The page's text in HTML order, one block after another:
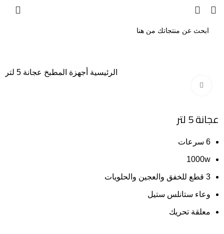
الرئيسية أجهزة المطبخ عجانة 5 لتر
عجانة 5 لتر
6 سرعات
1000w
3 قطع للخفق والعجين والحلويات
وعاء ستانلس ستيل
معلقة تحريك